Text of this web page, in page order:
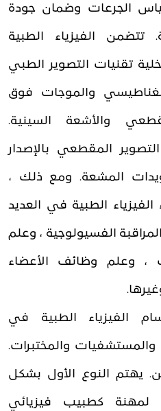
الجرعات وضمان جودة
تتضمن الفيزياء الطبية
تقنيات التصوير الطبي
والموجات فوق
والأشعة السينية.
المقطعي بالإصدار
المشعة. ومع ذلك ،
الطبية في العديد
الفسيولوجية ، وعلم
، وعلم وظائف الأعضاء
الفيزياء الطبية في
والمختبرات.
يهتم النوع الأول بشكل
لمهنة كطبيب فيزيائي